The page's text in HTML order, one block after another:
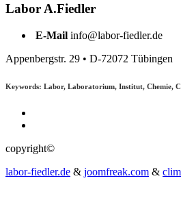
Labor A.Fiedler
E-Mail info@labor-fiedler.de
Appenbergstr. 29 • D-72072 Tübingen
Keywords: Labor, Laboratorium, Institut, Chemie,
copyright©
labor-fiedler.de & joomfreak.com &